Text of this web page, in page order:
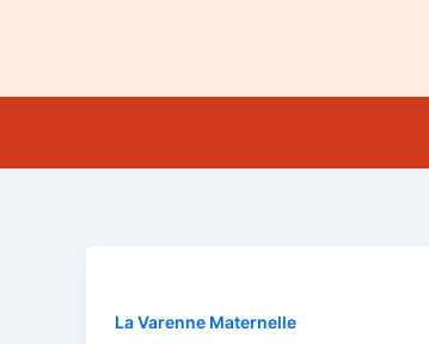
La Varenne Maternelle